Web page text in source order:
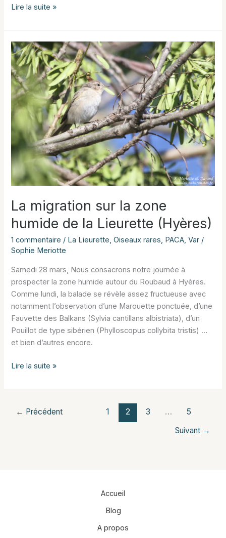
Marouette
la
semaine
Lire la suite »
La migration sur la zone
humide de la Lieurette (Hyères)
1 commentaire / La Lieurette,Oiseaux rares, PACA,Var /
Sophie Meriotte
Samedi 28 mars, Nous consacrons notre journée à
prospecter la zone humide autour du Roubaud à Hyères.
Comme lundi, la balade se révèle assez fructueuse avec
notamment l’observation d’une Marouette ponctuée, d’une
Fauvette des Balkans (Sylvia cantillans albistriata), d’un
Pouillot de type sibérien (Phylloscopus collybita tristis) …
et bien d’autres encore.
La
zone
Lire la suite »
← Précédent 1 2 3 …
5
Suivant →
Accueil
Blog
A propos